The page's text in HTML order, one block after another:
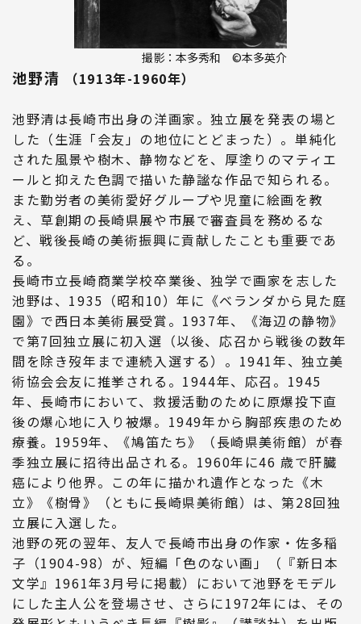
撮影：本多秀和 ©本多英介
池野清 （1913年-1960年）
池野清は長崎市出身の洋画家。独立展を発表の場と
した（生涯「会友」の地位にとどまった）。単純化
された風景や樹木、静物などを、厚塗りのマティエ
ールと抑えた色調で描いた静謐な作品で知られる。
また勤労者の美術愛好グループや児童に絵画を教
え、草創期の長崎県展や市展で審査員を務めるな
ど、戦後長崎の美術振興に貢献したことも重要であ
る。
長崎市立長崎商業学校卒業後、独学で画家を志した
池野は、1935（昭和10）年に《ベランダから見た庭
園》で西日本美術展受賞。1937年、《海辺の静物》
で第7回独立展に初入選（以後、応召から戦後の数年
間を除き歿年まで連続入選する）。1941年、独立美
術協会会友に推挙される。1944年、応召。1945
年、長崎市において、救援活動のために原爆投下直
後の爆心地に入り被爆。1949年から胸部疾患のため
療養。1959年、《鳩笛たち》（長崎県美術館）が春
季独立展に招待出品される。1960年に46 歳で肝臓
癌により他界。この年に描かれ遺作となった《木
立》《樹骨》（ともに長崎県美術館）は、第28回独
立展に入選した。
池野の死の翌年、友人で長崎市出身の作家・佐多稲
子（1904-98）が、短編「色のない画」（『新日本
文学』1961年3月号に掲載）において池野をモデル
にした主人公を登場させ、さらに1972年には、その